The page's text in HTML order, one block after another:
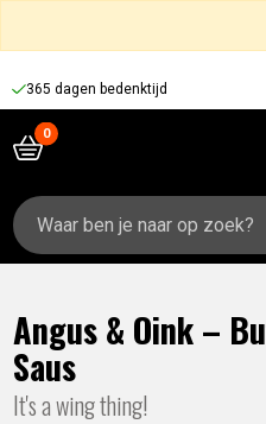
365 dagen bedenktijd
Zoeken
naar:
Angus & Oink –
Saus
It's a wing thing!